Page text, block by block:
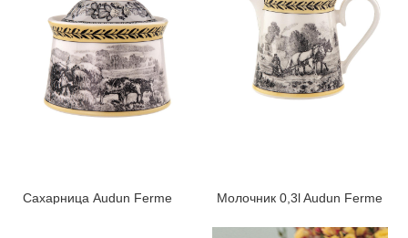
Сахарница Audun Ferme Молочник 0,3l Audun Ferme